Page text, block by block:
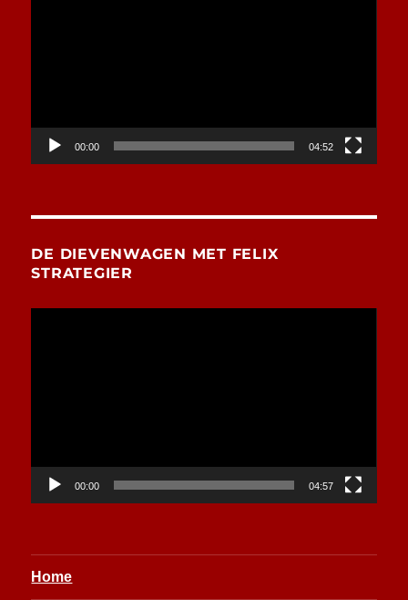
00:00 04:52
DE DIEVENWAGEN MET FELIX
STRATEGIER
00:00 04:57
Home